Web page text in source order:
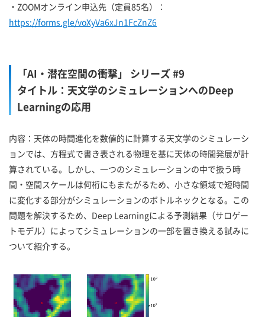
・ZOOMオンライン申込先（定員85名）：
https://forms.gle/voXyVa6xJn1FcZnZ6
「AI・潜在空間の衝撃」 シリーズ #9
タイトル：天文学のシミュレーションへのDeep
Learningの応用
内容：天体の時間進化を数値的に計算する天文学のシミュレーシ
ョンでは、方程式で書き表される物理を基に天体の時間発展が計
算されている。しかし、一つのシミュレーションの中で扱う時
間・空間スケールは何桁にもまたがるため、小さな領域で短時間
に変化する部分がシミュレーションのボトルネックとなる。この
問題を解決するため、Deep Learningによる予測結果（サロゲー
トモデル）によってシミュレーションの一部を置き換える試みに
ついて紹介する。